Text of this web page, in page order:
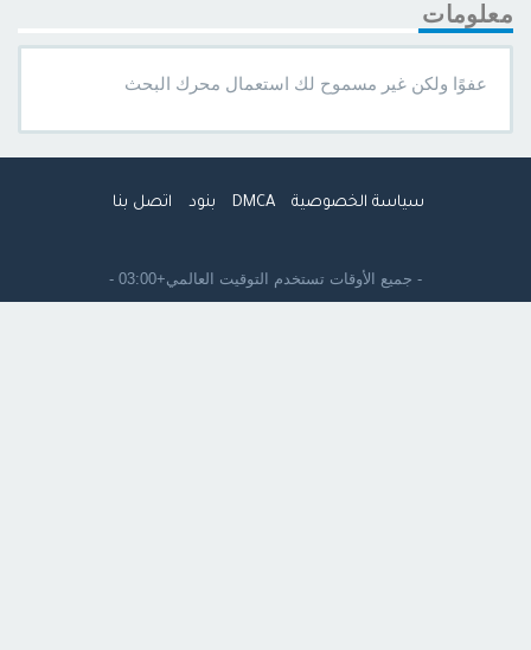
معلومات
عفوًا ولكن غير مسموح لك استعمال محرك البحث
سياسة الخصوصية DMCA بنود اتصل بنا
- جميع الأوقات تستخدم التوقيت العالمي+03:00 -